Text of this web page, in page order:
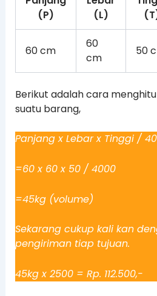
(P)
(L)
60 cm
60
cm
50
Berikut adalah cara
suatu barang,
Panjang x Lebar x Tinggi /
=60 x 60 x 50 / 4000
=45kg (volume)
Sekarang cukup kali kan
pengiriman tiap tujuan.
45kg x 2500 = Rp. 112.500,-